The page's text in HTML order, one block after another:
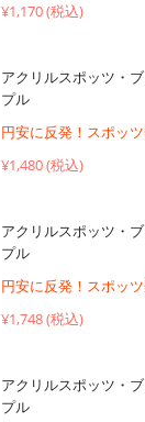
¥1,170 (税込)
アクリルスポッツ・
プル
円安に反発！スポッ
¥1,480 (税込)
アクリルスポッツ・
プル
円安に反発！スポッ
¥1,748 (税込)
アクリルスポッツ・
プル